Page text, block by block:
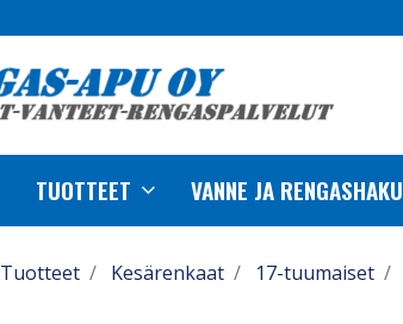
TUOTTEET VANNE JA RENGASHAKU
Tuotteet Kesärenkaat 17-tuumaiset